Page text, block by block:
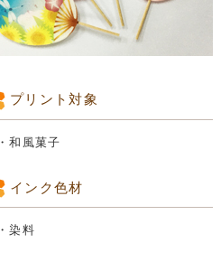
プリント対象
・和風菓子
インク色材
・染料